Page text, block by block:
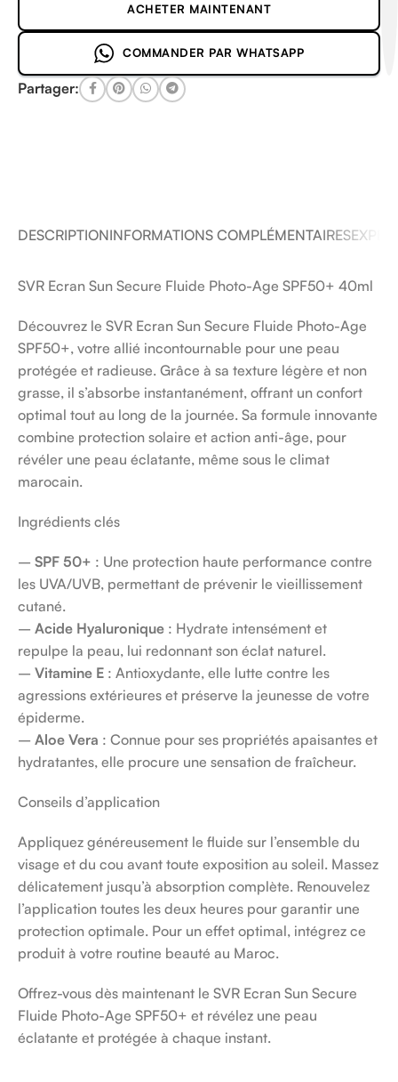
ACHETER MAINTENANT
COMMANDER PAR WHATSAPP
Partager:
DESCRIPTIONINFORMATIONS COMPLÉMENTAIRES
SVR Ecran Sun Secure Fluide Photo-Age SPF50+ 40ml
Découvrez le SVR Ecran Sun Secure Fluide Photo-Age
SPF50+, votre allié incontournable pour une peau
protégée et radieuse. Grâce à sa texture légère et non
grasse, il s’absorbe instantanément, offrant un confort
optimal tout au long de la journée. Sa formule innovante
combine protection solaire et action anti-âge, pour
révéler une peau éclatante, même sous le climat
marocain.
Ingrédients clés
– SPF 50+ : Une protection haute performance contre
les UVA/UVB, permettant de prévenir le vieillissement
cutané.
– Acide Hyaluronique : Hydrate intensément et
repulpe la peau, lui redonnant son éclat naturel.
– Vitamine E : Antioxydante, elle lutte contre les
agressions extérieures et préserve la jeunesse de votre
épiderme.
– Aloe Vera : Connue pour ses propriétés apaisantes et
hydratantes, elle procure une sensation de fraîcheur.
Conseils d’application
Appliquez généreusement le fluide sur l’ensemble du
visage et du cou avant toute exposition au soleil. Massez
délicatement jusqu’à absorption complète. Renouvelez
l’application toutes les deux heures pour garantir une
protection optimale. Pour un effet optimal, intégrez ce
produit à votre routine beauté au Maroc.
Offrez-vous dès maintenant le SVR Ecran Sun Secure
Fluide Photo-Age SPF50+ et révélez une peau
éclatante et protégée à chaque instant.